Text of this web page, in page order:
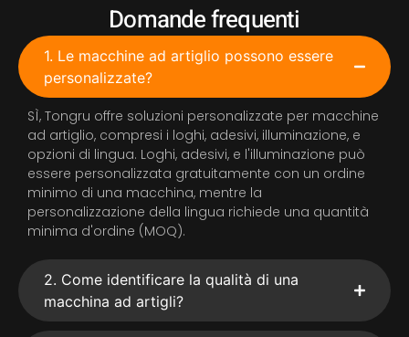
Domande frequenti
1. Le macchine ad artiglio possono essere
personalizzate?
SÌ, Tongru offre soluzioni personalizzate per macchine
ad artiglio, compresi i loghi, adesivi, illuminazione, e
opzioni di lingua. Loghi, adesivi, e l'illuminazione può
essere personalizzata gratuitamente con un ordine
minimo di una macchina, mentre la
personalizzazione della lingua richiede una quantità
minima d'ordine (MOQ).
2. Come identificare la qualità di una
macchina ad artigli?